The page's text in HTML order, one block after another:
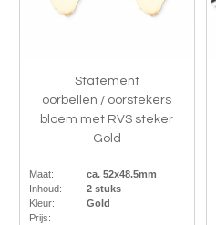
Statement
oorbellen / oorstekers
bloem met RVS steker
Gold
Maat:
ca. 52x48.5mm
Inhoud:
2 stuks
Kleur:
Gold
Prijs: